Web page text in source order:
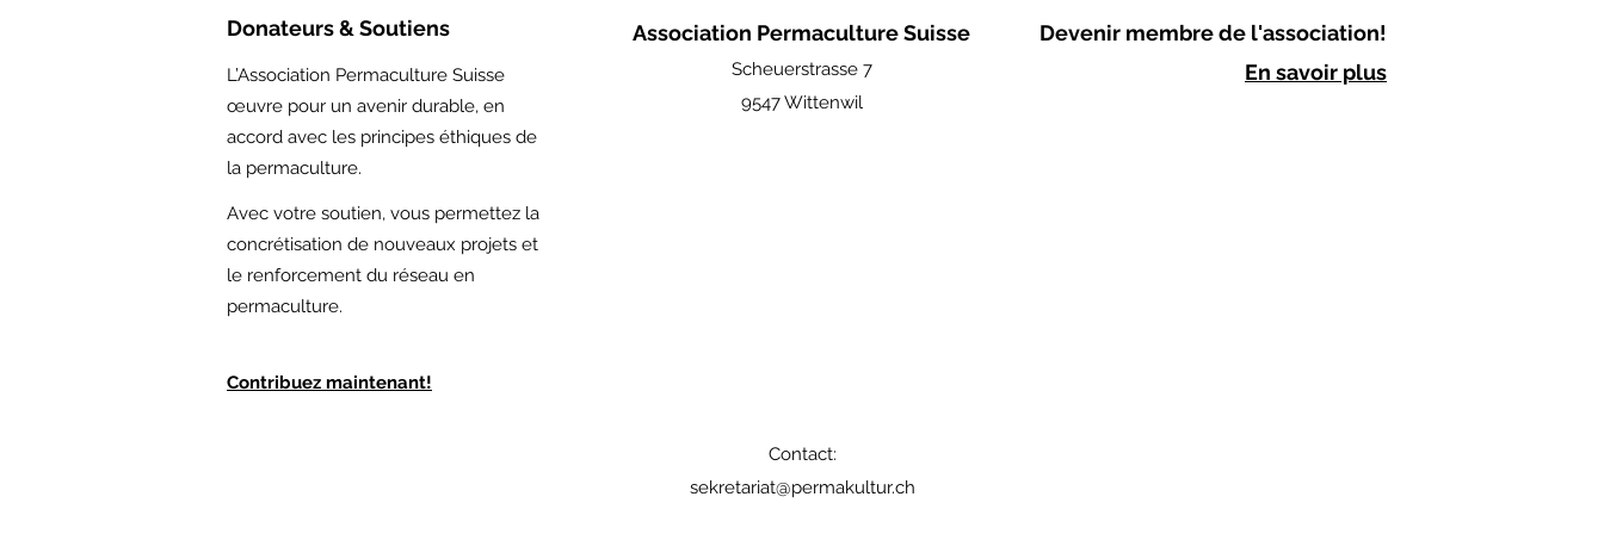
Donateurs & Soutiens
L’Association Permaculture Suisse
œuvre pour un avenir durable, en
accord avec les principes éthiques de
la permaculture.
Avec votre soutien, vous permettez la
concrétisation de nouveaux projets et
le renforcement du réseau en
permaculture.
Contribuez maintenant!
Association Permaculture Suisse
Scheuerstrasse 7
9547 Wittenwil
Devenir membre de l'association!
En savoir plus
Contact:
sekretariat@permakultur.ch